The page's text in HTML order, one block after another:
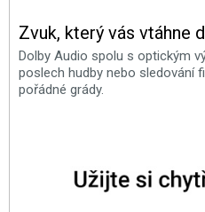
Zvuk, který vás vtáhne
Dolby Audio spolu s optickým
poslech hudby nebo sledování
pořádné grády.